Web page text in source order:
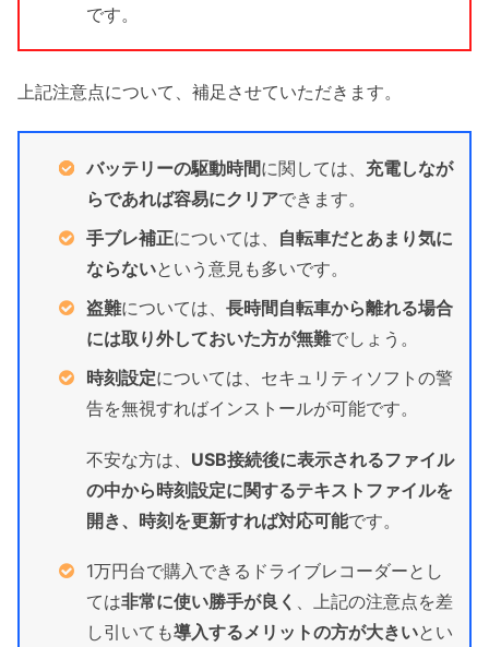
です。
上記注意点について、補足させていただきます。
バッテリーの駆動時間に関しては、 充電しなが
らであれば容易にクリアできます。
手ブレ補正については、 自転車だとあまり気に
ならないという意見も多いです。
盗難については、 長時間自転車から離れる場合
には取り外しておいた方が無難でしょう。
時刻設定については、セキュリティソフトの警
告を無視すればインストールが可能です。
不安な方は、 USB接続後に表示されるファイル
の中から時刻設定に関するテキストファイルを
開き、時刻を更新すれば対応可能です。
1万円台で購入できるドライブレコーダーとし
ては非常に使い勝手が良く
、上記の注意点を差
し引いても導入するメリットの方が大きいとい